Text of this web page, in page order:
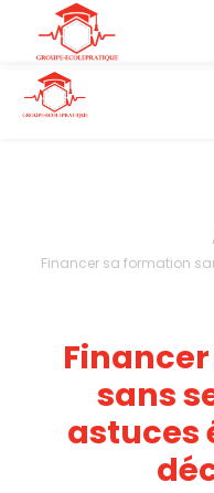
Financer sa formation
sans
astuces